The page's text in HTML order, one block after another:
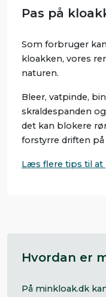
Pas på
Som forbruger
kloakken, vores
naturen.
Bleer, vatpinde,
skraldespanden
det kan blokere
forstyrre driften
Læs flere tips til at
Hvordan er
På minkloak.dk